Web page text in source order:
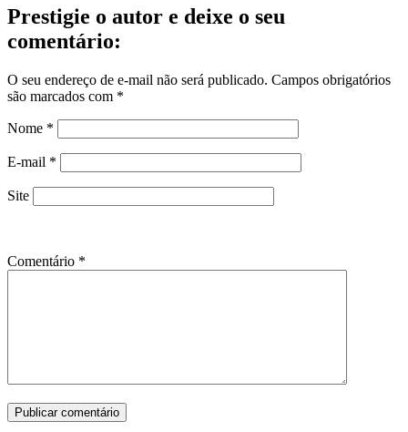
Prestigie o autor e deixe o seu
comentário:
O seu endereço de e-mail não será publicado. Campos obrigatórios
são marcados com *
Nome *
E-mail *
Site
Comentário *